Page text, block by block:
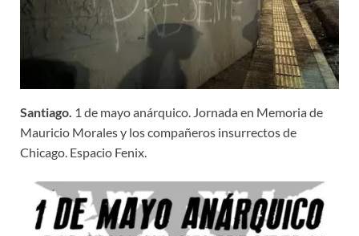
Santiago. 1 de mayo anárquico. Jornada en Memoria de
Mauricio Morales y los compañeros insurrectos de
Chicago. Espacio Fenix.